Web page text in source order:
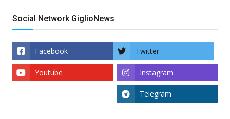
Social Network GiglioNews
Facebook Twitter
Instagram
Youtube
Telegram